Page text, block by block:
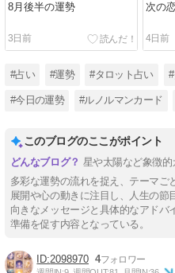
8月後半の運勢
3日前
次の
4日前
#占い #運勢 #タロット占い
#今日の運勢 #ルノルマンカード
このブログのここがポイント
星や太陽など象徴
多彩な運勢の流れを捉え、テーマご
展開や心の動きに注目し、人生の節
向きなメッセージと具体的なアドバ
準備を促す内容となっている。
2098970 4